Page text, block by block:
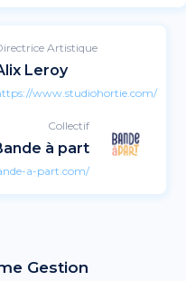
Artistique
Leroy
www.studiohortie.com/
Collectif
à part
a-part.com/
Gestion